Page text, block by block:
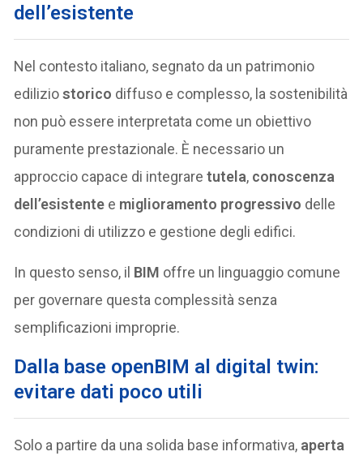
dell’esistente
Nel contesto italiano, segnato da un patrimonio
ediliziostorico diffuso e complesso, la sostenibilità
non può essere interpretata come un obiettivo
puramente prestazionale. È necessario un
approccio capace di integraretutela, conoscenza
dell’esistente e miglioramento progressivo delle
condizioni di utilizzo e gestione degli edifici.
In questo senso, il BIM offre un linguaggio comune
per governare questa complessità senza
semplificazioni improprie.
Dalla base openBIM al digital twin:
evitare dati poco utili
Solo a partire da una solida base informativa, aperta